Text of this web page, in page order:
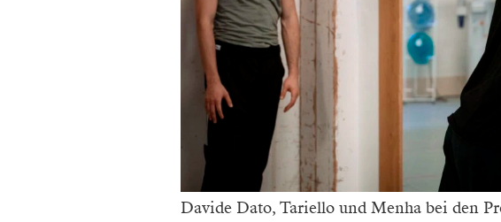
Davide Dato, Tariello und Menha bei den